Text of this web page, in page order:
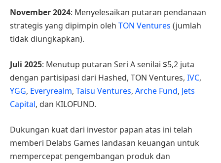
November 2024: Menyelesaikan putaran pendanaan
strategis yang dipimpin oleh TON Ventures (jumlah
tidak diungkapkan).
Juli 2025: Menutup putaran Seri A senilai $5,2 juta
dengan partisipasi dari Hashed, TON Ventures, IVC,
YGG, Everyrealm, Taisu Ventures, Arche Fund, Jets
Capital, dan KILOFUND.
Dukungan kuat dari investor papan atas ini telah
memberi Delabs Games landasan keuangan untuk
mempercepat pengembangan produk dan